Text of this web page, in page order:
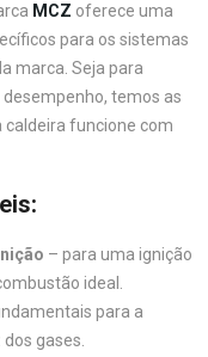
MCZ oferece uma
para os sistemas
marca. Seja para
temos as
caldeira funcione com
– para uma ignição
ideal.
para a
gases.